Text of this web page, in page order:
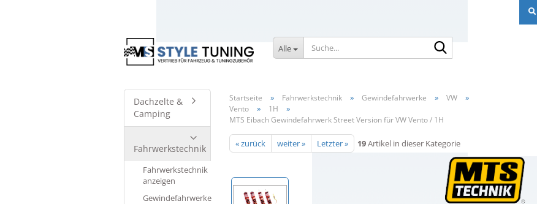
Alle
Startseite » Fahrwerkstechnik » Gewindefahrwerke » VW »
Vento » 1H »
MTS Eibach Gewindefahrwerk Street Version für VW Vento / 1H
« zurück weiter » Letzter » 19Artikel in dieser Kategorie
Dachzelte &
Camping
Fahrwerkstechnik
Fahrwerkstechnik
anzeigen
Gewindefahrwerke